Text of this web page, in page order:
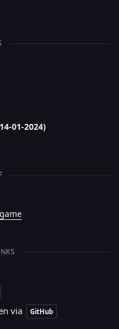
01-2024)
via GitHub